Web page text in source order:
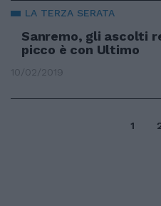
LA TERZA SERATA
Sanremo, gli ascolti
picco è con Ultimo
10/02/2019
1